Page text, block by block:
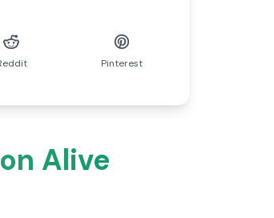
Pinterest
Alive